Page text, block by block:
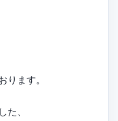
ります。
た、